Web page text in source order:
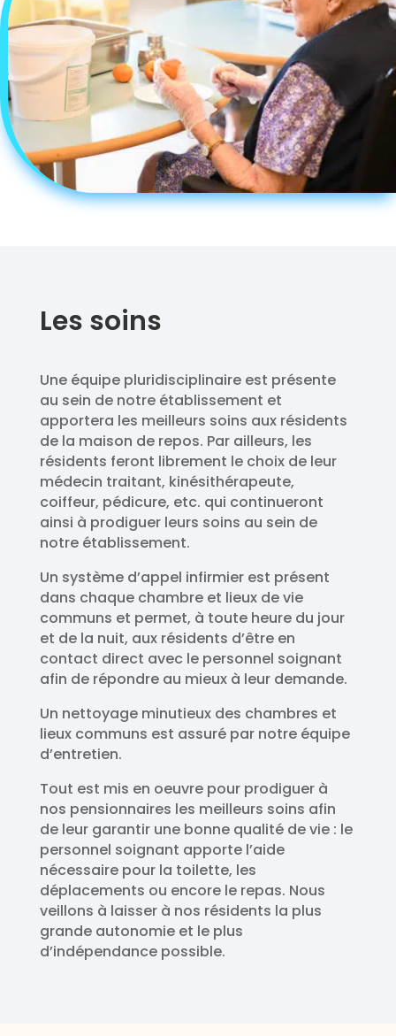
Les soins
Une équipe pluridisciplinaire est présente
au sein de notre établissement et
apportera les meilleurs soins aux résidents
de la maison de repos. Par ailleurs, les
résidents feront librement le choix de leur
médecin traitant, kinésithérapeute,
coiffeur, pédicure, etc. qui continueront
ainsi à prodiguer leurs soins au sein de
notre établissement.
Un système d’appel infirmier est présent
dans chaque chambre et lieux de vie
communs et permet, à toute heure du jour
et de la nuit, aux résidents d’être en
contact direct avec le personnel soignant
afin de répondre au mieux à leur demande.
Un nettoyage minutieux des chambres et
lieux communs est assuré par notre équipe
d’entretien.
Tout est mis en oeuvre pour prodiguer à
nos pensionnaires les meilleurs soins afin
de leur garantir une bonne qualité de vie : le
personnel soignant apporte l’aide
nécessaire pour la toilette, les
déplacements ou encore le repas. Nous
veillons à laisser à nos résidents la plus
grande autonomie et le plus
d’indépendance possible.